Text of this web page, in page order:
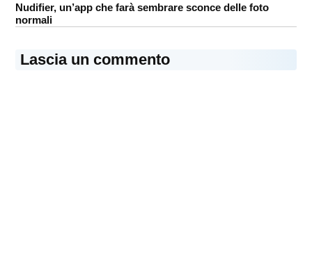
Nudifier, un’app che farà sembrare sconce delle foto
normali
Lascia un commento